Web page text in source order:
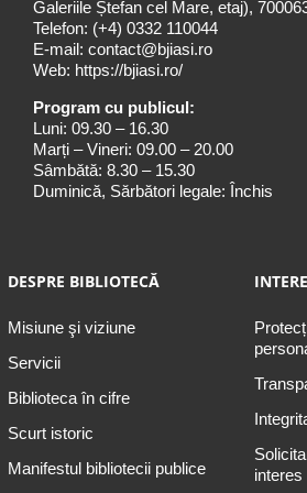
Galeriile Ștefan cel Mare, etaj),
Telefon: (+4) 0332 110044
E-mail: contact@bjiasi.ro
Web: https://bjiasi.ro/
Program cu publicul:
Luni: 09.30 – 16.30
Marți – Vineri: 09.00 – 20.00
Sâmbătă: 8.30 – 15.30
Duminică, Sărbători legale: Închis
DESPRE BIBLIOTECĂ
Misiune şi viziune
Servicii
Biblioteca în cifre
Scurt istoric
Manifestul bibliotecii publice
interes